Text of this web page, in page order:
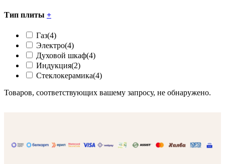
Тип плиты +
Газ(4)
Электро(4)
Духовой шкаф(4)
Индукция(2)
Стеклокерамика(4)
Товаров, соответствующих вашему запросу, не обнаружено.